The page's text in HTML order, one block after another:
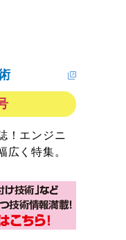
！エンジニ
広く特集。